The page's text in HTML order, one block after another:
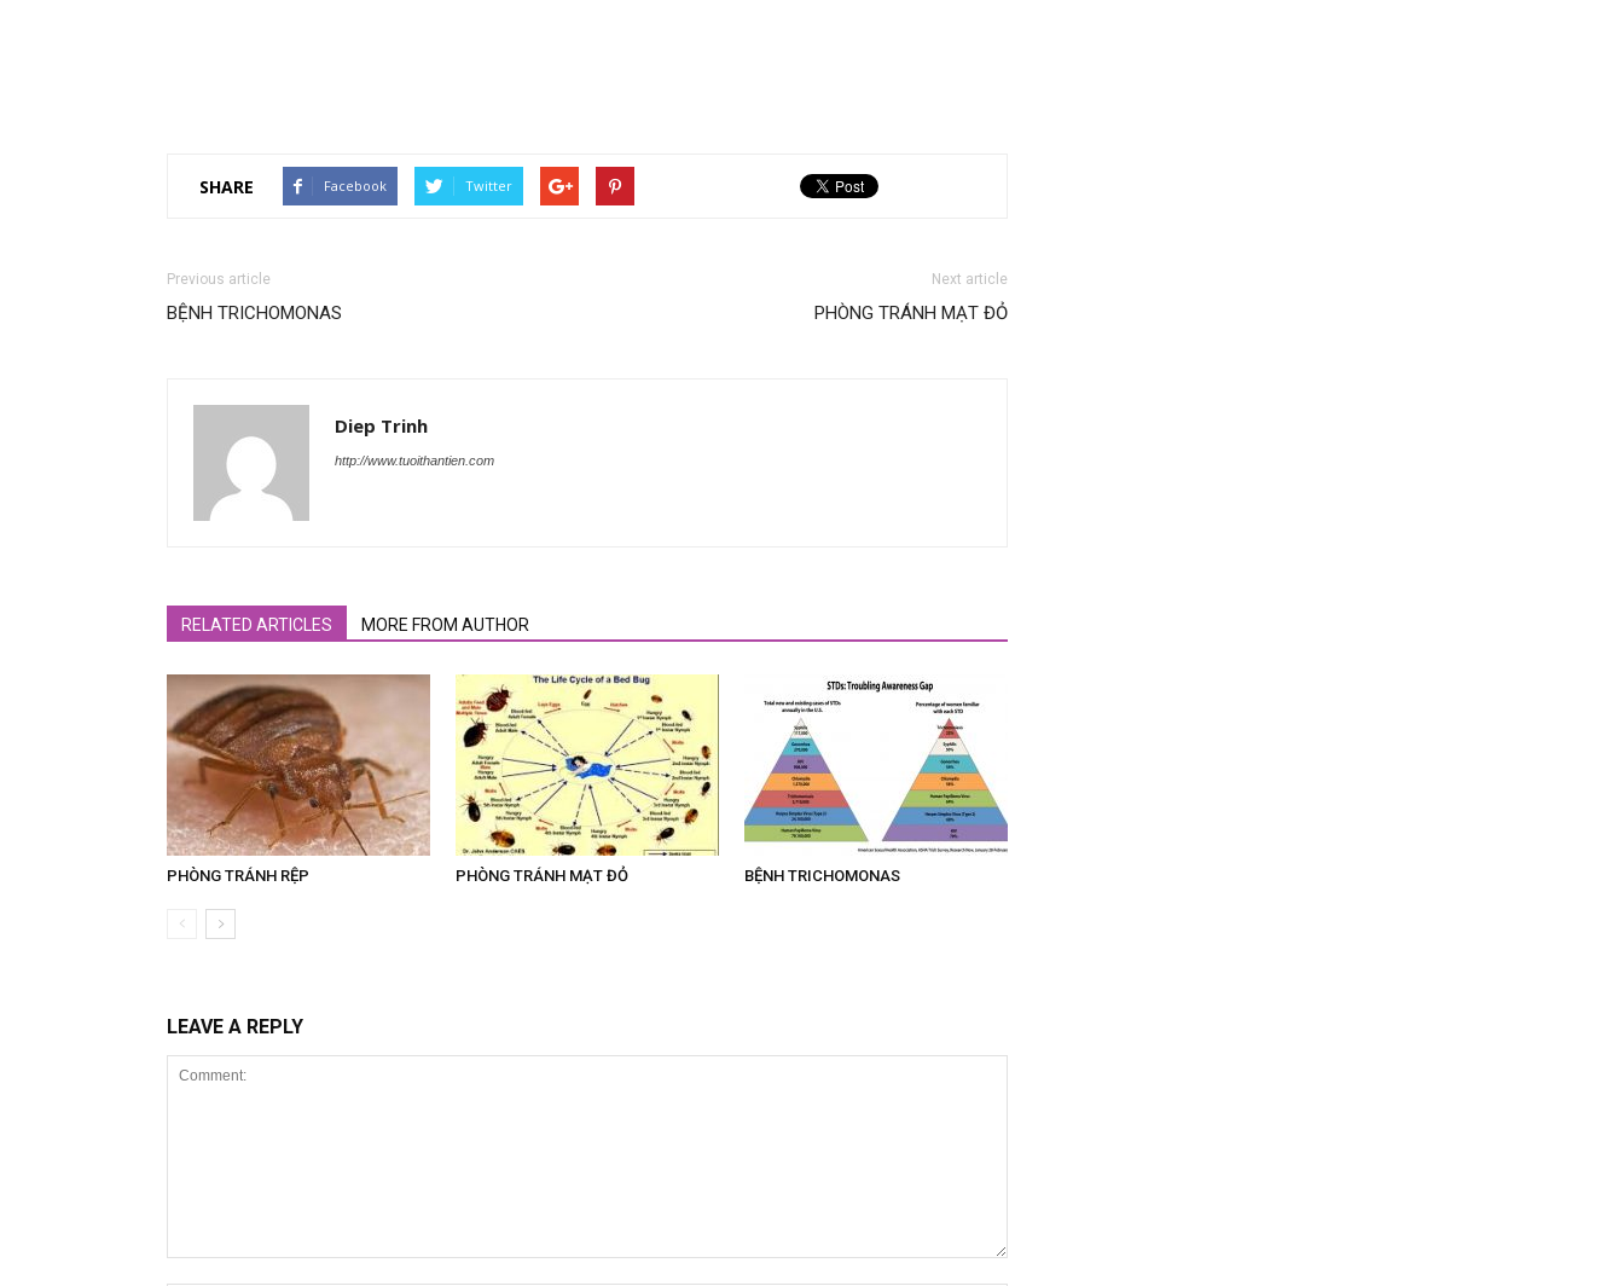
SHARE Facebook Twitter
Previous article
BỆNH TRICHOMONAS
Next article
PHÒNG TRÁNH MẠT ĐỎ
Diep Trinh
http://www.tuoithantien.com
RELATED ARTICLES MORE FROM AUTHOR
PHÒNG TRÁNH RỆP PHÒNG TRÁNH MẠT ĐỎ BỆNH TRICHOMONAS
LEAVE A REPLY